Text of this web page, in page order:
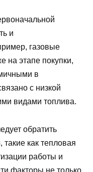
и
газовые
на этапе покупки,
в
с низкой
видами топлива.
обратить
такие как тепловая
работы и
факторы не только